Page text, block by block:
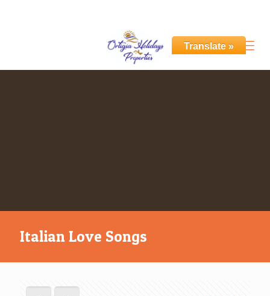
Italian Love Songs
Translate »